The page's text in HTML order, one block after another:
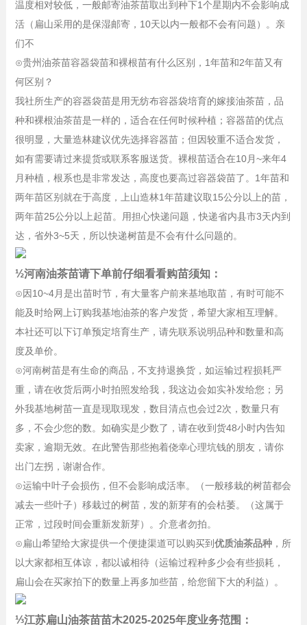
温度相对较低，一般邮寄油茶苗取出到种下1个星期内不会影响成
活（扁山采用的是保湿邮寄，10天以内一般都不会有问题）。亲
们不
⊙贵州油茶苗容器袋苗和裸根苗有什么区别，1年苗和2年苗又有
何区别？
我社所生产的容器袋苗是用无纺布容器袋培育的嫁接油茶苗，品
种和裸根油茶苗是一样的，适合在任何时候种植；容器苗的优点
很明显，大量造林建议优先选择容器苗；但因较重不适合发货，
如有需要请过来提货或联系客服送货。裸根苗适合在10月~来年4
月种植，根系也是非常发达，高度也要高过容器袋苗了。1年苗和
两年苗区别就在于高度，上山造林1年苗建议取15公分以上的苗，
两年苗25公分以上起苗。用担心快递问题，快递省内县市3天内到
达，省外3~5天，所以快递树苗是不会有什么问题的。
½河南油茶苗请下单前仔细看看购苗须知：
⊙因10~4月是出苗时节，有大量客户前来基地取苗，有时可能不
能及时给网上订购我基地油茶的客户发货，希望大家相互理解。
本社还可以下订单预定培育生产，请先联系说明品种和数量和高
度及单价。
⊙河南树苗是有生命的商品，不支持退换货，如运输过程损耗严
重，请在收货后两小时拍照发给我，我这边会如实补发给您；另
外我基地树苗一直是现取现发，数目清点也会过2次，数量只有
多，不会少您的数。如确实是少数了，请在收到货48小时内告知
卖家，逾期无效。在此警告那些抱着侥幸心理坑钱的朋友，请你
出门左拐，谢谢合作。
⊙运输中叶子会损伤，但不会影响成活率。（一般移栽的树苗都会
减去一些叶子）移栽过的树苗，发的新芽有的会枯萎。（这属于
正常，过段时间会重新发新芽）。介意者勿拍。
⊙扁山希望给大家提供一个便捷渠道可以购买到 优质油茶品种，所
以大家都相互体谅，都以诚相待（运输过程种多少会有些损耗，
扁山会在买家拍下的数量上再多加些苗，给您留下大的利益）。
⅓江苏扁山油茶苗苗木2025-2025年度业务范围：